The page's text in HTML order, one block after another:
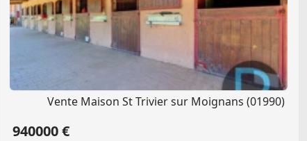
Vente Maison St Trivier sur Moignans (01990)
940000 €